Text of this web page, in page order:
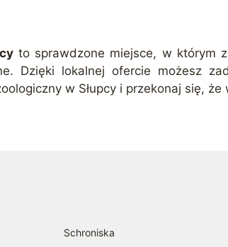
to sprawdzone miejsce, w którym
Dzięki lokalnej ofercie możesz
w Słupcy i przekonaj się,
Schroniska